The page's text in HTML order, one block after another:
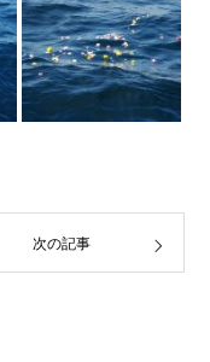
次の記事